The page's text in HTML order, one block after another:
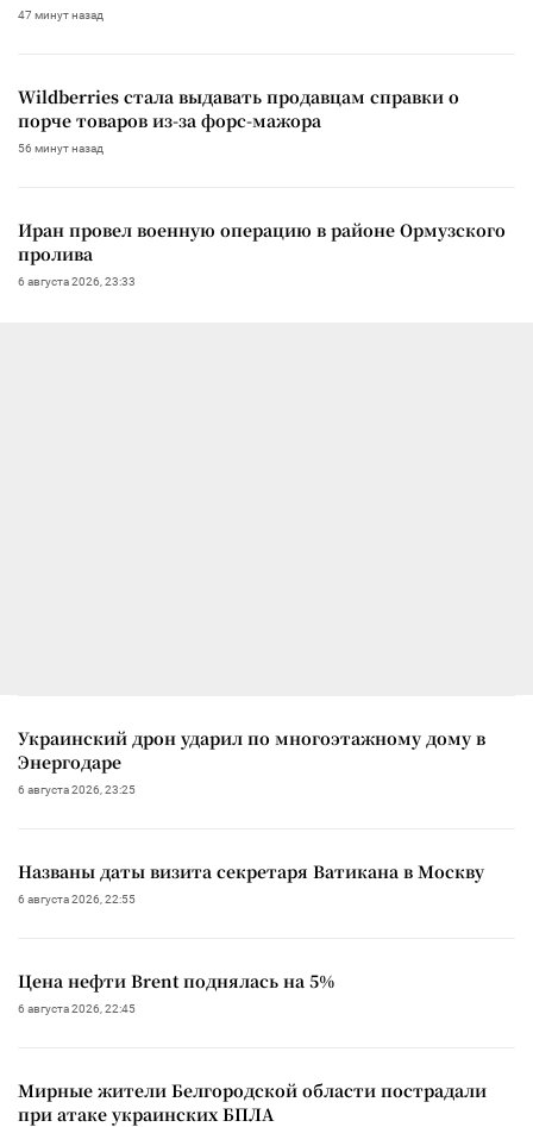
47 минут назад
Wildberries стала выдавать продавцам справки о
порче товаров из-за форс-мажора
56 минут назад
Иран провел военную операцию в районе Ормузского
пролива
6 августа 2026, 23:33
Украинский дрон ударил по многоэтажному дому в
Энергодаре
6 августа 2026, 23:25
Названы даты визита секретаря Ватикана в Москву
6 августа 2026, 22:55
Цена нефти Brent поднялась на 5%
6 августа 2026, 22:45
Мирные жители Белгородской области пострадали
при атаке украинских БПЛА